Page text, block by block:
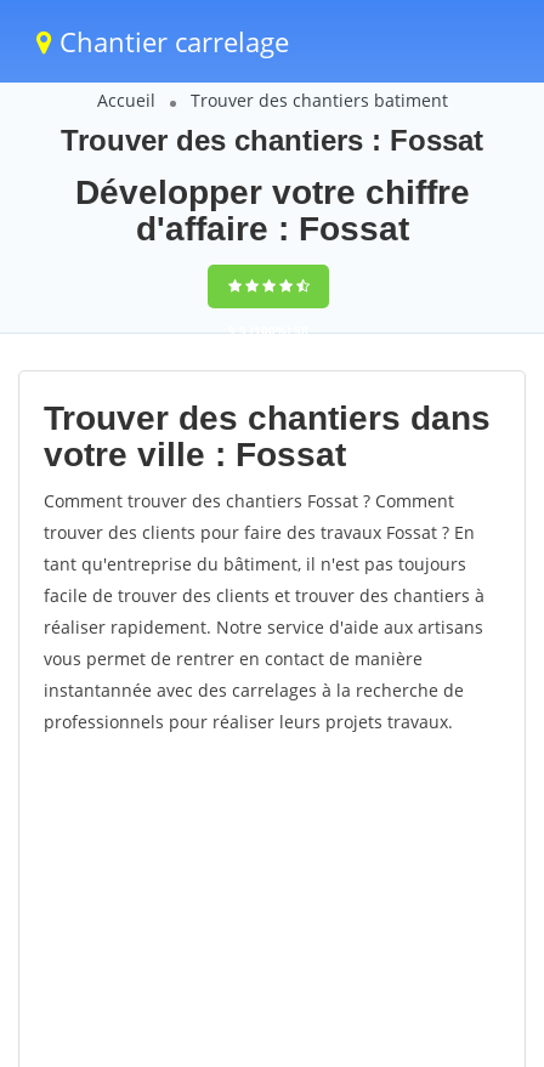
Chantier carrelage
Accueil Trouver des chantiers batiment
Trouver des chantiers : Fossat
Développer votre chiffre
d'affaire : Fossat
9,5(100%)58
votes
Trouver des chantiers dans
votre ville : Fossat
Comment trouver des chantiers Fossat ? Comment
trouver des clients pour faire des travaux Fossat ? En
tant qu'entreprise du bâtiment, il n'est pas toujours
facile de trouver des clients et trouver des chantiers à
réaliser rapidement. Notre service d'aide aux artisans
vous permet de rentrer en contact de manière
instantannée avec des carrelages à la recherche de
professionnels pour réaliser leurs projets travaux.